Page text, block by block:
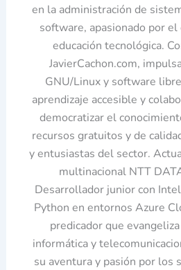
en la administración de
software, apasionado por
educación tecnológica.
JavierCachon.com,
GNU/Linux y software
aprendizaje accesible y
democratizar el
recursos gratuitos y de
y entusiastas del sector.
multinacional NTT
Desarrollador junior con
Python en entornos Azure
predicador que
informática y
su aventura y pasión por los